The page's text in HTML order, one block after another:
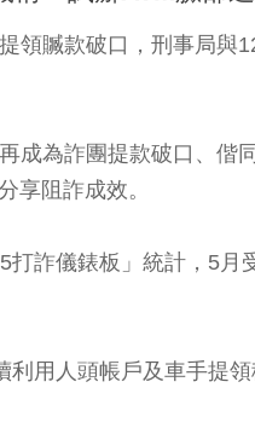
領贓款破口，刑事局與
成為詐團提款破口、偕
享阻詐成效。
打詐儀錶板」統計，5
利用人頭帳戶及車手提